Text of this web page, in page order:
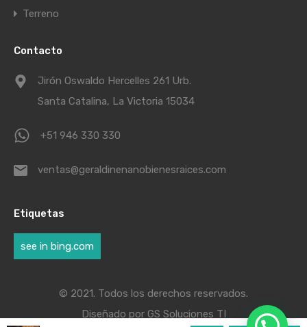
Terreno
Contacto
Jirón Oswaldo Hercelles 261 Urb.
Santa Catalina, La Victoria 15034
+51 946 330 330
ventas@geraldinenanobienesraices.com
Etiquetas
see in bing.com
© 2021. Todos los derechos reservados.
Diseñado por GS Soluciones TI